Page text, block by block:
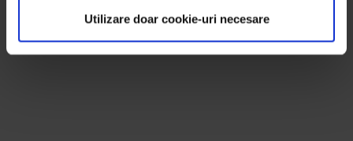
Utilizare doar cookie-uri necesare